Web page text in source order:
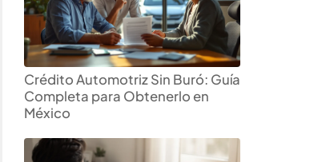
Crédito Automotriz Sin Buró: Guía
Completa para Obtenerlo en
México